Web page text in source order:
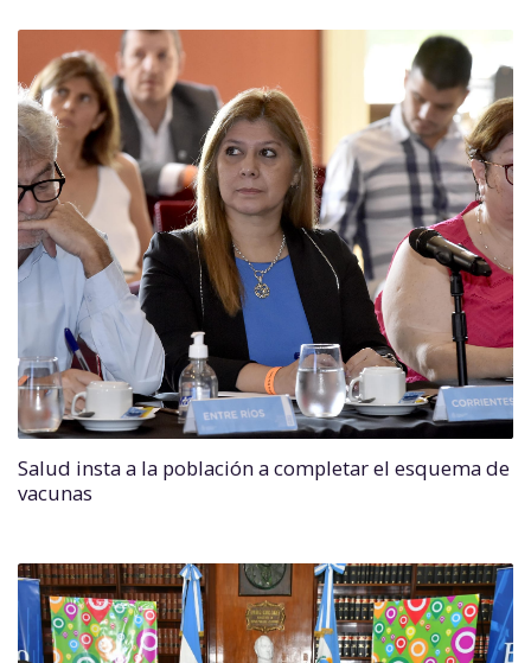
Salud insta a la población a completar el esquema de
vacunas